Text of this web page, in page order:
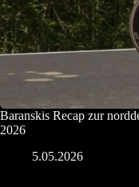
Baranskis Recap zur
2026
5.05.2026